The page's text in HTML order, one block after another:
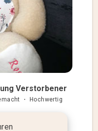
Verstorbener
・ Hochwertig